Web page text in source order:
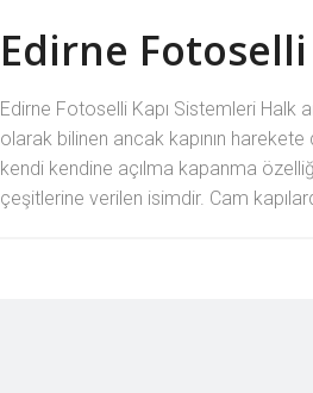
Edirne Fotoselli
Edirne Fotoselli Kapı Sistemleri Halk
olarak bilinen ancak kapının harekete
kendi kendine açılma kapanma
çeşitlerine verilen isimdir. Cam